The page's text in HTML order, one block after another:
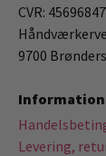
CVR: 45696847
9700
Levering,